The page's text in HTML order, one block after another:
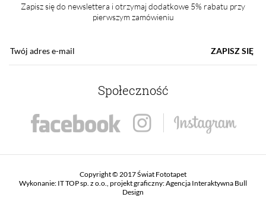
Zapisz się do newslettera i otrzymaj dodatkowe 5% rabatu przy
pierwszym zamówieniu
ZAPISZ SIĘ
Społeczność
Copyright © 2017 Świat Fototapet
Wykonanie: IT TOP sp. z o.o. , projekt graficzny:Agencja Interaktywna Bull
Design